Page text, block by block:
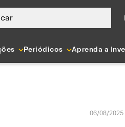
Periódicos Aprenda a
06/08/2025